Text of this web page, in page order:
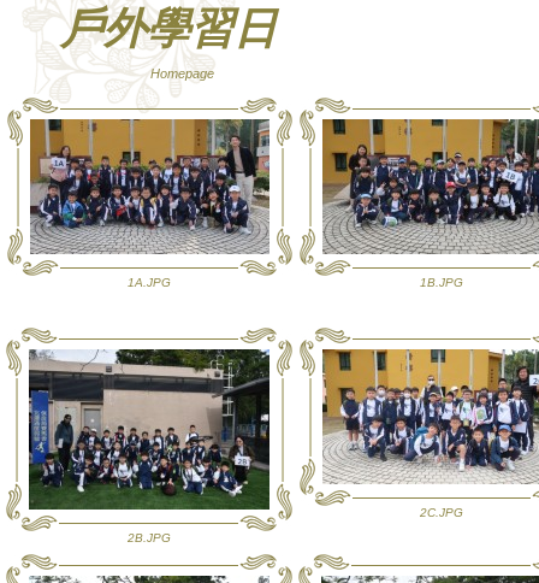
戶外學習日
Homepage
1A.JPG 1B.JPG
2B.JPG
2C.JPG